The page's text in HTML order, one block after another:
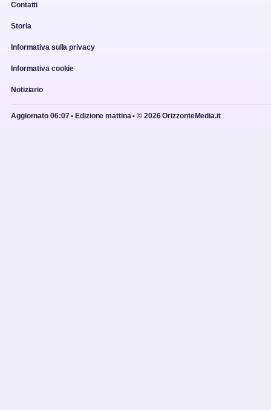
Contatti
Storia
Informativa sulla privacy
Informativa cookie
Notiziario
Aggiornato 06:07 • Edizione mattina • © 2026 OrizzonteMedia.it